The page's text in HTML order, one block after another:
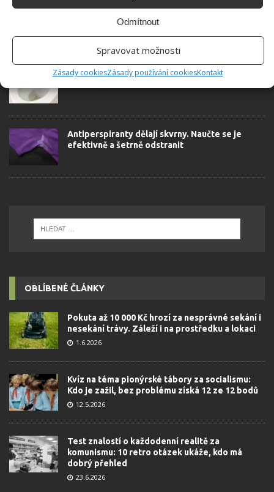
Odmítnout
Spravovat možnosti
Zásady cookiesZásady používání cookiesKontakt
Sušíte prádlo v zimě venku? Skvělý způsobu
sušení mrazem můžete využít i v domácnosti
Zářivě čistá toaleta díky domácím pomocníkům:
Antiperspiranty dělají skvrny. Naučte se je
efektivně a šetrně odstranit
OBLÍBENÉ ČLÁNKY
Pokuta až 10 000 Kč hrozí za nesprávné sekání i
nesekání trávy. Záleží i na prostředku a lokaci
1.6.2026
Kvíz na téma pionýrské tábory za socialismu:
Kdo je zažil, bez problému získá 12 ze 12 bodů
12.5.2026
Test znalostí o každodenní realitě za
komunismu: 10 retro otázek ukáže, kdo má
dobrý přehled
23.6.2026